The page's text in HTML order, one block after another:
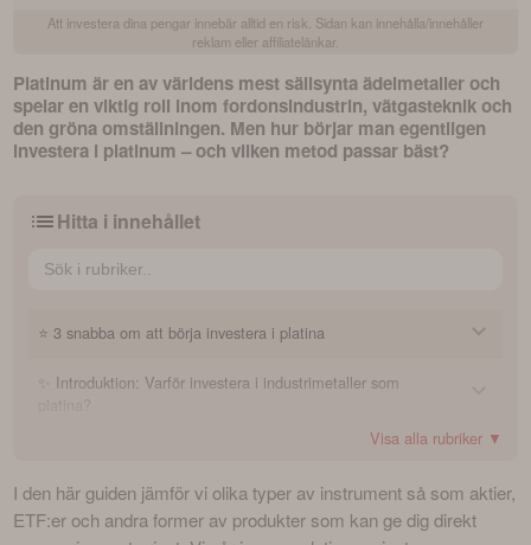
Att investera dina pengar innebär alltid en risk. Sidan kan innehålla/innehåller
reklam eller affiliatelänkar.
Platinum är en av världens mest sällsynta ädelmetaller och
spelar en viktig roll inom fordonsindustrin, vätgasteknik och
den gröna omställningen. Men hur börjar man egentligen
investera i platinum – och vilken metod passar bäst?
Hitta i innehållet
⭐ 3 snabba om att börja investera i platina
1) Vilka olika sätt finns det att investera i platina?
2) Hur kommer jag igång och investerar i platina som nybörjare?
✨ Introduktion: Varför investera i industrimetaller som
Metod 1: Investera i platinabolag – via aktier, fonder eller ETF:er
🔍 Fördjupning: Lär dig mer om populära platinabolag
Visa alla rubriker ▼
I den här guiden jämför vi olika typer av instrument så som aktier,
ETF:er och andra former av produkter som kan ge dig direkt